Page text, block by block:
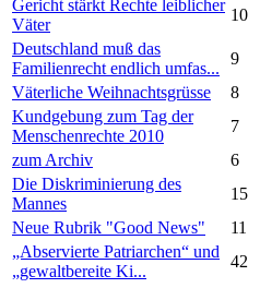
Gericht stärkt Rechte leiblicher
Väter
10
Deutschland muß das
Familienrecht endlich umfas...
9
Väterliche Weihnachtsgrüsse
8
Kundgebung zum Tag der
Menschenrechte 2010
7
zum Archiv
6
Die Diskriminierung des
Mannes
15
Neue Rubrik "Good News"
11
„Abservierte Patriarchen“ und
„gewaltbereite Ki...
42